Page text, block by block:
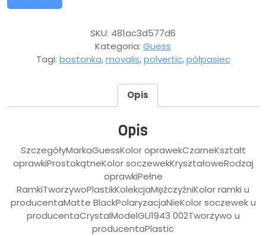
SKU: 481ac3d577d6
Kategoria: Guess
Tagi: bostonka,movalis,polvertic,półpasiec
Opis
Opis
SzczegółyMarkaGuessKolor oprawekCzarneKształt
oprawkiProstokątneKolor soczewekKryształoweRodzaj
oprawkiPełne
RamkiTworzywoPlastikKolekcjaMężczyźniKolor ramki u
producentaMatte BlackPolaryzacjaNieKolor soczewek u
producentaCrystalModelGU1943 002Tworzywo u
producentaPlastic